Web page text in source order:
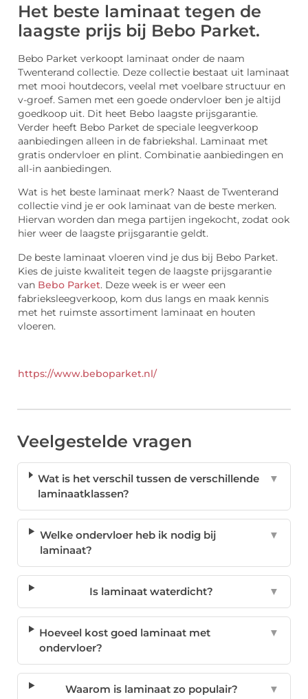
Het beste laminaat tegen de
laagste prijs bij Bebo Parket.
Bebo Parket verkoopt laminaat onder de naam
Twenterand collectie. Deze collectie bestaat uit laminaat
met mooi houtdecors, veelal met voelbare structuur en
v-groef. Samen met een goede ondervloer ben je altijd
goedkoop uit. Dit heet Bebo laagste prijsgarantie.
Verder heeft Bebo Parket de speciale leegverkoop
aanbiedingen alleen in de fabriekshal. Laminaat met
gratis ondervloer en plint. Combinatie aanbiedingen en
all-in aanbiedingen.
Wat is het beste laminaat merk? Naast de Twenterand
collectie vind je er ook laminaat van de beste merken.
Hiervan worden dan mega partijen ingekocht, zodat ook
hier weer de laagste prijsgarantie geldt.
De beste laminaat vloeren vind je dus bij Bebo Parket.
Kies de juiste kwaliteit tegen de laagste prijsgarantie
van Bebo Parket. Deze week is er weer een
fabrieksleegverkoop, kom dus langs en maak kennis
met het ruimste assortiment laminaat en houten
vloeren.
https://www.beboparket.nl/
Veelgestelde vragen
Wat is het verschil tussen de verschillende
laminaatklassen?
▼
Welke ondervloer heb ik nodig bij
laminaat?
▼
Is laminaat waterdicht? ▼
Hoeveel kost goed laminaat met
ondervloer?
▼
Waarom is laminaat zo populair? ▼